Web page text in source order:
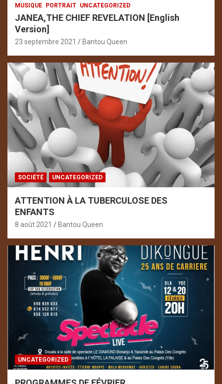
MUSIQUE PORTRAIT UNCATEGORIZED
JANEA,THE CHIEF REVELATION [English
Version]
23 septembre 2021 Bantou Queen
SOCIÉTÉ UNCATEGORIZED
ATTENTION À LA TUBERCULOSE DES
ENFANTS
8 août 2021 Bantou Queen
UNCATEGORIZED